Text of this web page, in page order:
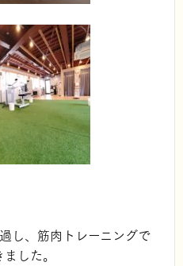
し、筋肉トレーニングで
した。